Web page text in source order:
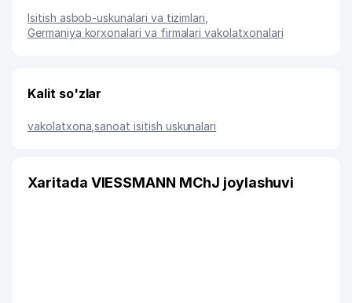
Isitish asbob-uskunalari va tizimlari
Germaniya korxonalari va firmalari vakolatxonalari
Kalit so'zlar
vakolatxona ,sanoat isitish uskunalari
Xaritada VIESSMANN MChJ joylashuvi